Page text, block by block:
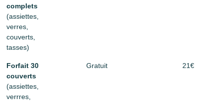
complets
(assiettes,
verres,
couverts,
tasses)
Forfait 30
couverts
(assiettes,
verrres,
Gratuit 21€